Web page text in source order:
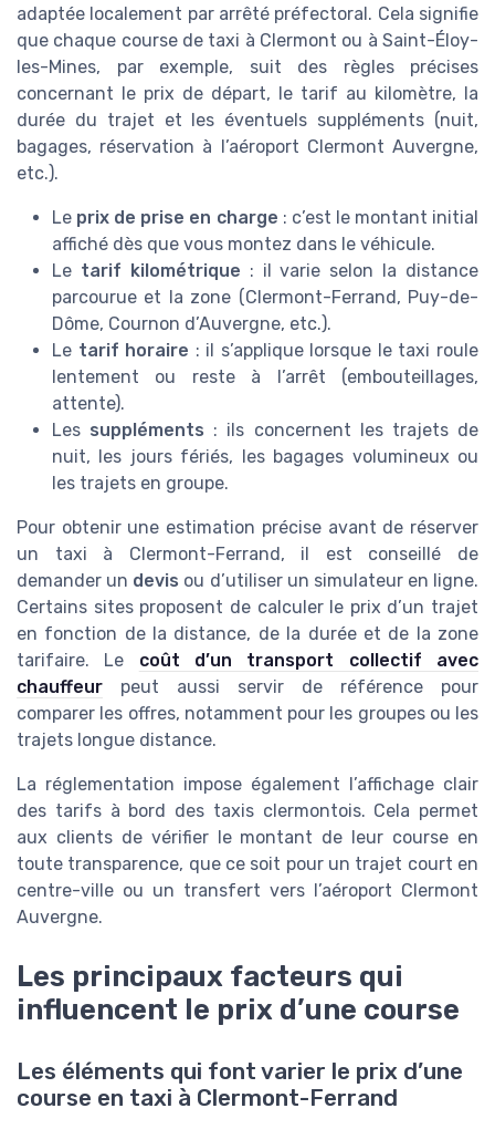
adaptée localement par arrêté préfectoral. Cela signifie
que chaque course de taxi à Clermont ou à Saint-Éloy-
les-Mines, par exemple, suit des règles précises
concernant le prix de départ, le tarif au kilomètre, la
durée du trajet et les éventuels suppléments (nuit,
bagages, réservation à l’aéroport Clermont Auvergne,
etc.).
Le prix de prise en charge : c’est le montant initial
affiché dès que vous montez dans le véhicule.
Le tarif kilométrique : il varie selon la distance
parcourue et la zone (Clermont-Ferrand, Puy-de-
Dôme, Cournon d’Auvergne, etc.).
Le tarif horaire : il s’applique lorsque le taxi roule
lentement ou reste à l’arrêt (embouteillages,
attente).
Les suppléments : ils concernent les trajets de
nuit, les jours fériés, les bagages volumineux ou
les trajets en groupe.
Pour obtenir une estimation précise avant de réserver
un taxi à Clermont-Ferrand, il est conseillé de
demander un devis ou d’utiliser un simulateur en ligne.
Certains sites proposent de calculer le prix d’un trajet
en fonction de la distance, de la durée et de la zone
tarifaire. Le coût d’un transport collectif avec
chauffeur peut aussi servir de référence pour
comparer les offres, notamment pour les groupes ou les
trajets longue distance.
La réglementation impose également l’affichage clair
des tarifs à bord des taxis clermontois. Cela permet
aux clients de vérifier le montant de leur course en
toute transparence, que ce soit pour un trajet court en
centre-ville ou un transfert vers l’aéroport Clermont
Auvergne.
Les principaux facteurs qui
influencent le prix d’une course
Les éléments qui font varier le prix d’une
course en taxi à Clermont-Ferrand